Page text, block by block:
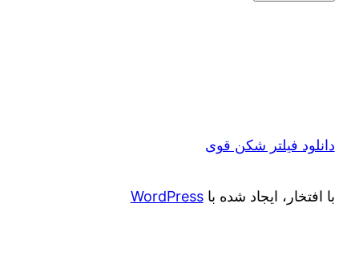
دانلود فیلتر شکن قوی
با افتخار، ایجاد شده باWordPress